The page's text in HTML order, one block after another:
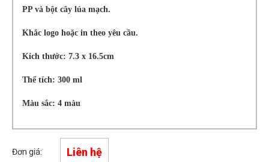
PP và bột cây lúa mạch.
Khắc logo hoặc in theo yêu cầu.
Kích thước: 7.3 x 16.5cm
Thể tích: 300 ml
Màu sắc: 4 màu
Đơn giá: Liên hệ